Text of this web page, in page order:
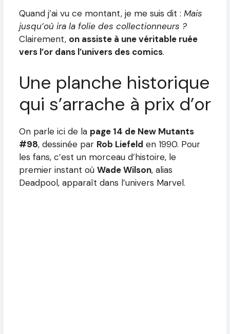
Quand j’ai vu ce montant, je me suis dit : Mais
jusqu’où ira la folie des collectionneurs ?
Clairement, on assiste à une véritable ruée
vers l’or dans l’univers des comics.
Une planche historique
qui s’arrache à prix d’or
On parle ici de la page 14 de New Mutants
#98, dessinée par Rob Liefeld en 1990. Pour
les fans, c’est un morceau d’histoire, le
premier instant où Wade Wilson, alias
Deadpool, apparaît dans l’univers Marvel.